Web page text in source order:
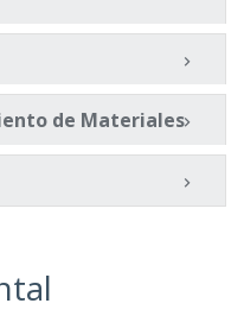
de Materiales